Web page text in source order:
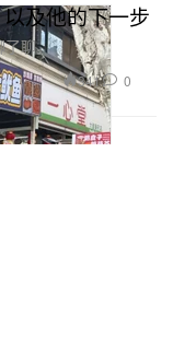
及他的下一步
了聊。
341 0